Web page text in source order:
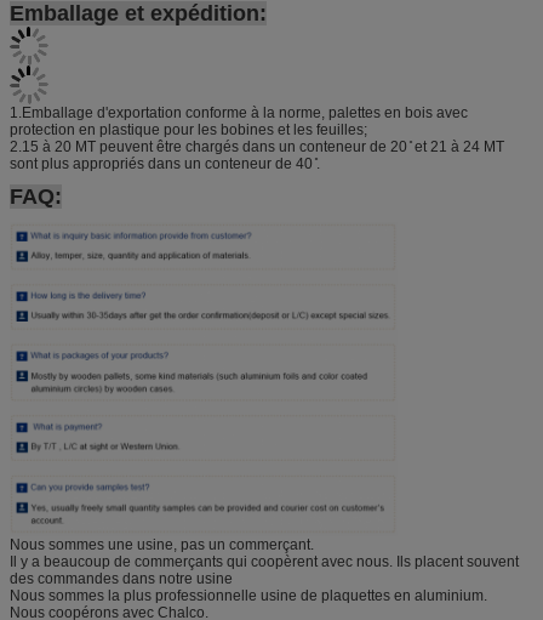
Emballage et expédition:
1.Emballage d'exportation conforme à la norme, palettes en bois avec
protection en plastique pour les bobines et les feuilles;
2.15 à 20 MT peuvent être chargés dans un conteneur de 20 ̊ et 21 à 24 MT
sont plus appropriés dans un conteneur de 40 ̊.
FAQ:
Nous sommes une usine, pas un commerçant.
Il y a beaucoup de commerçants qui coopèrent avec nous. Ils placent souvent
des commandes dans notre usine
Nous sommes la plus professionnelle usine de plaquettes en aluminium.
Nous coopérons avec Chalco.